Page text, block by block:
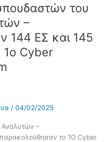
του
–
144 ΕΣ και 145
Cyber
/04/02/2025
Αναλυτών –
το 1Ο Cyber